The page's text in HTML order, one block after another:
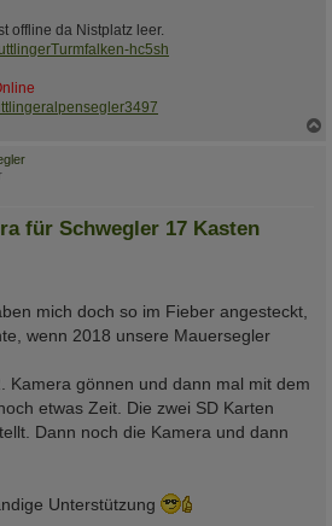
offline da Nistplatz leer.
hc5sh
für Schwegler 17 Kasten
mich doch so im Fieber angesteckt,
wenn 2018 unsere Mauersegler
Kamera gönnen und dann mal mit dem
etwas Zeit. Die zwei SD Karten
Dann noch die Kamera und dann
Unterstützung